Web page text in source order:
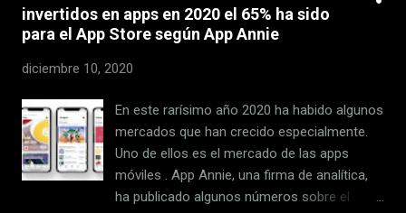
transponer la Directiva en su legislación
nacional . Así lo indicaba el reportero
irlandés Adrian Weckler en Twitter ayer por la
TV+ has to have minimum 30pc European
content or govt will shut it down across
Europe. (— Same new legislative bill,
implementing EU directive.) — Adrian Weckler
(@adrianweckler) December 9, 2020 Según el
invertidos en apps en 2020 el 65% ha sido
para el App Store según App Annie
diciembre 10, 2020
En este rarísimo año 2020 ha habido algunos
mercados que han crecido especialmente.
Uno de ellos es el mercado de las apps
móviles . App Annie, una firma de analítica,
ha publicado algunos números sobre el